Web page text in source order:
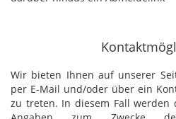
Wir bieten Ihnen auf unserer
per E-Mail und/oder über ein
zu treten. In diesem Fall werden